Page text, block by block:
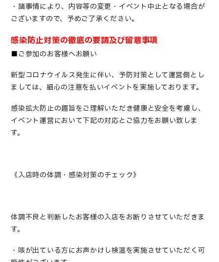
・諸事情により、内容等の変更・イベント中止となる場合が
ございますので、予めご了承ください。
感染防止対策の徹底の要請及び留意事項
■ご参加のお客様へお願い
新型コロナウイルス発生に伴い、予防対策として運営側とし
ましては、細心の注意を払いイベントを実施しております。
感染拡大防止の趣旨をご理解いただき健康と安全を考慮し、
イベント運営において下記の対応とご協力をお願い致しま
す。
《入店時の体調・感染対策のチェック》
体調不良と判断したお客様の入店をお断りさせていただきま
す。
・咳が出ている方にお声かけし検温を実施させていただく可